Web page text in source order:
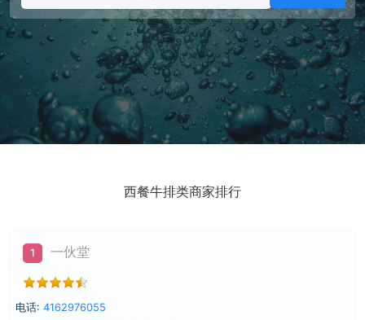
for:
西餐牛排类商家排行
1 一伙堂
电话: 4162976055